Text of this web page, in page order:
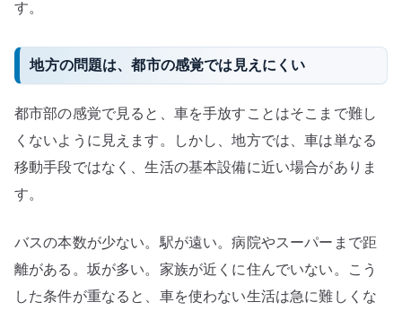
す。
地方の問題は、都市の感覚では見えにくい
都市部の感覚で見ると、車を手放すことはそこまで難し
くないように見えます。しかし、地方では、車は単なる
移動手段ではなく、生活の基本設備に近い場合がありま
す。
バスの本数が少ない。駅が遠い。病院やスーパーまで距
離がある。坂が多い。家族が近くに住んでいない。こう
した条件が重なると、車を使わない生活は急に難しくな